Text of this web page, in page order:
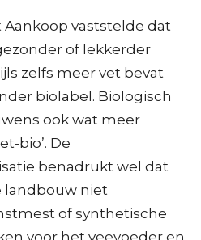
Aankoop vaststelde dat
of lekkerder
zelfs meer vet bevat
biolabel. Biologisch
ook wat meer
bio’. De
benadrukt wel dat
landbouw niet
of synthetische
voor het veevoeder en